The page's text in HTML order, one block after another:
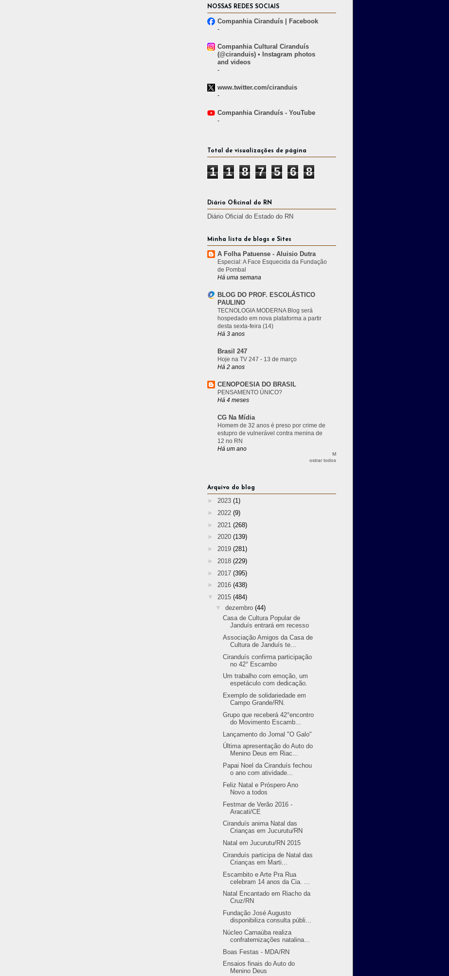
NOSSAS REDES SOCIAIS
Companhia Ciranduís | Facebook
-
Companhia Cultural Ciranduís
(@ciranduis) • Instagram photos
and videos
-
www.twitter.com/ciranduis
-
Companhia Ciranduís - YouTube
-
Total de visualizações de página
1 1 8 7 5 6 8
Diário Oficinal do RN
Diário Oficial do Estado do RN
Minha lista de blogs e Sites
A Folha Patuense - Aluisio Dutra
Especial: A Face Esquecida da Fundação
de Pombal
Há uma semana
BLOG DO PROF. ESCOLÁSTICO
PAULINO
TECNOLOGIA MODERNA Blog será
hospedado em nova plataforma a partir
desta sexta-feira (14)
Há 3 anos
Brasil 247
Hoje na TV 247 - 13 de março
Há 2 anos
CENOPOESIA DO BRASIL
PENSAMENTO ÚNICO?
Há 4 meses
CG Na Mídia
Homem de 32 anos é preso por crime de
estupro de vulnerável contra menina de
12 no RN
Há um ano
M
ostrar todos
Arquivo do blog
► 2023 (1)
► 2022 (9)
► 2021 (268)
► 2020 (139)
► 2019 (281)
► 2018 (229)
► 2017 (395)
► 2016 (438)
▼ 2015 (484)
▼ dezembro (44)
Casa de Cultura Popular de
Janduís entrará em recesso
Associação Amigos da Casa de
Cultura de Janduís te...
Ciranduís confirma participação
no 42° Escambo
Um trabalho com emoção, um
espetáculo com dedicação.
Exemplo de solidariedade em
Campo Grande/RN.
Grupo que receberá 42°encontro
do Movimento Escamb...
Lançamento do Jornal "O Galo"
Última apresentação do Auto do
Menino Deus em Riac...
Papai Noel da Ciranduís fechou
o ano com atividade...
Feliz Natal e Próspero Ano
Novo a todos
Festmar de Verão 2016 -
Aracati/CE
Ciranduís anima Natal das
Crianças em Jucurutu/RN
Natal em Jucurutu/RN 2015
Ciranduís participa de Natal das
Crianças em Marti...
Escambito e Arte Pra Rua
celebram 14 anos da Cia. ...
Natal Encantado em Riacho da
Cruz/RN
Fundação José Augusto
disponibiliza consulta públi...
Núcleo Carnaúba realiza
confraternizações natalina...
Boas Festas - MDA/RN
Ensaios finais do Auto do
Menino Deus